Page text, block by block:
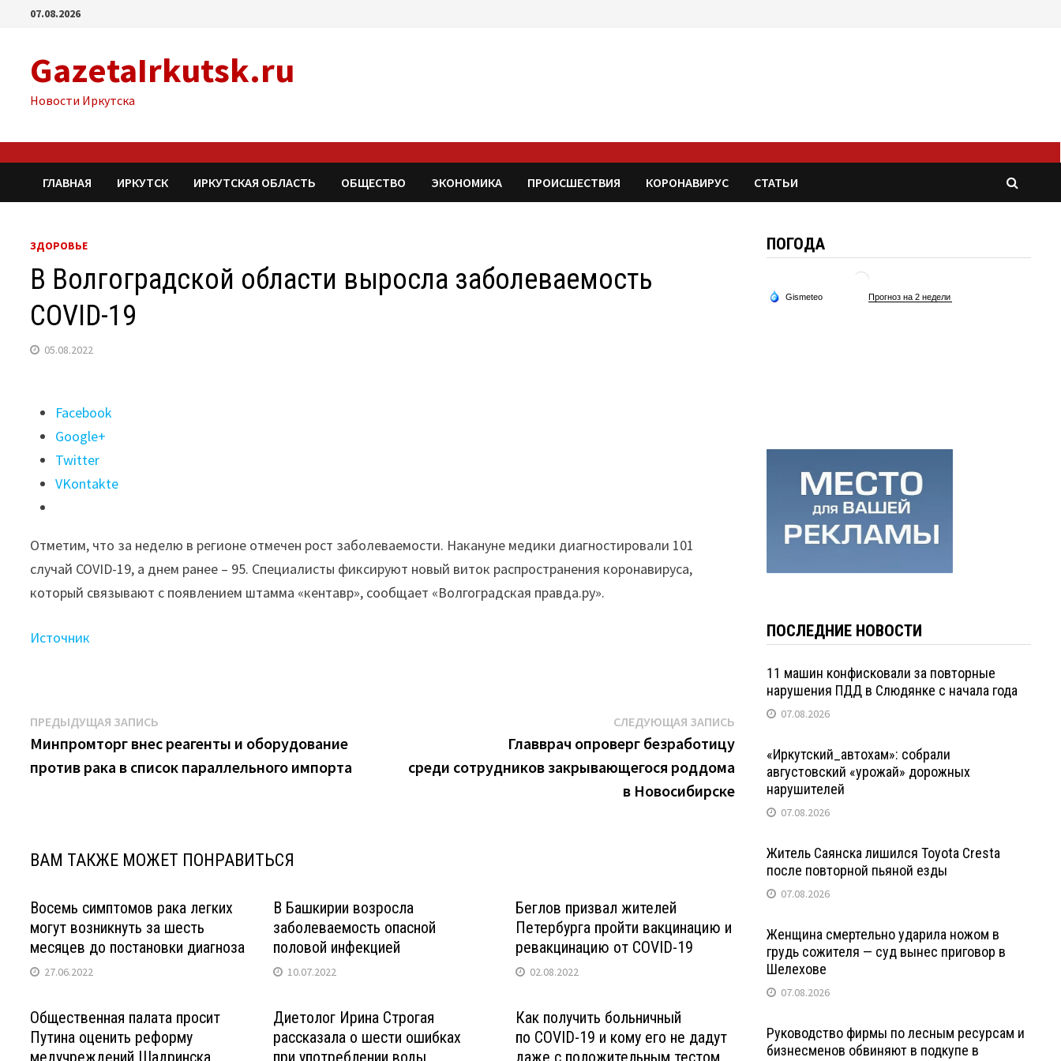
Перейти07.08.2026
GazetaIrkutsk.ru
Новости Иркутска
ГЛАВНАЯ ИРКУТСК ИРКУТСКАЯ ОБЛАСТЬ ОБЩЕСТВО ЭКОНОМИКА ПРОИСШЕСТВИЯ КОРОНАВИРУС СТАТЬИ
ЗДОРОВЬЕ
В Волгоградской области выросла заболеваемость
COVID-19
05.08.2022
Поделиться
"В Волгоградской
области
выросла
заболеваемость
19"
Facebook
Google+
Twitter
VKontakte
Отметим, что за неделю в регионе отмечен рост заболеваемости. Накануне медики диагностировали 101
случай COVID-19, а днем ранее – 95. Специалисты фиксируют новый виток распространения коронавируса,
который связывают с появлением штамма «кентавр», сообщает «Волгоградская правда.ру».
Источник
Навигация
по
записям
ПРЕДЫДУЩАЯ ЗАПИСЬ
запись:
Минпромторг внес реагенты и оборудование
против рака в список параллельного импорта
СЛЕДУЮЩАЯ ЗАПИСЬСледующая
запись:
Главврач опроверг безработицу
среди сотрудников закрывающегося роддома
в Новосибирске
ВАМ ТАКЖЕ МОЖЕТ ПОНРАВИТЬСЯ
Восемь симптомов рака легких
могут возникнуть за шесть
месяцев до постановки диагноза
27.06.2022
В Башкирии возросла
заболеваемость опасной
половой инфекцией
10.07.2022
Беглов призвал жителей
Петербурга пройти вакцинацию и
ревакцинацию от COVID-19
02.08.2022
Общественная палата просит
Путина оценить реформу
медучреждений Шадринска
Диетолог Ирина Строгая
рассказала о шести ошибках
при употреблении воды
Как получить больничный
по COVID-19 и кому его не дадут
даже с положительным тестом
ПОГОДА
ПОСЛЕДНИЕ НОВОСТИ
11 машин конфисковали за повторные
нарушения ПДД в Слюдянке с начала года
07.08.2026
«Иркутский_автохам»: собрали
августовский «урожай» дорожных
нарушителей
07.08.2026
Житель Саянска лишился Toyota Cresta
после повторной пьяной езды
07.08.2026
Женщина смертельно ударила ножом в
грудь сожителя — суд вынес приговор в
Шелехове
07.08.2026
Руководство фирмы по лесным ресурсам и
бизнесменов обвиняют в подкупе в